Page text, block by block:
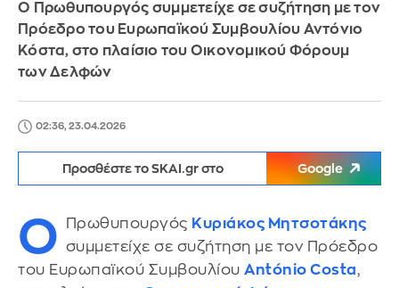
Ο Πρωθυπουργός συμμετείχε σε συζήτηση με τον
Πρόεδρο του Ευρωπαϊκού Συμβουλίου Αντόνιο
Κόστα, στο πλαίσιο του Οικονομικού Φόρουμ
των Δελφών
02:36, 23.04.2026
Προσθέστε το SKAI.gr στο Google
Ο Πρωθυπουργός Κυριάκος Μητσοτάκης
συμμετείχε σε συζήτηση με τον Πρόεδρο
του Ευρωπαϊκού Συμβουλίου António Costa,